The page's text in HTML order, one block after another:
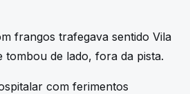
frangos trafegava sentido Vila
de lado, fora da pista.
com ferimentos